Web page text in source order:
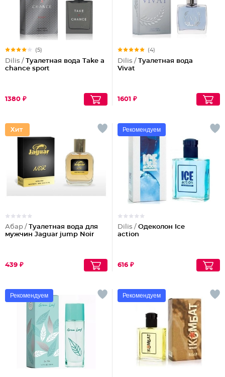
(5)
Dilis / Туалетная вода Take a
chance sport
1380 ₽
(4)
Dilis / Туалетная вода
Vivat
1601 ₽
Абар / Туалетная вода для
мужчин Jaguar jump Noir
439 ₽
Рекомендуем
Dilis / Одеколон Ice
action
616 ₽
Рекомендуем Рекомендуем